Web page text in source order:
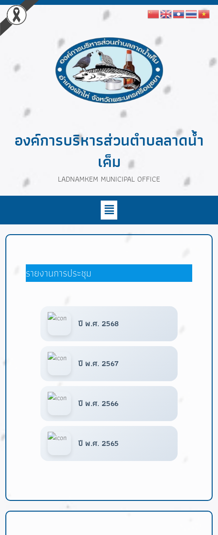
องค์การบริหารส่วนตำบลลาดน้ำ
เค็ม
LADNAMKEM MUNICIPAL OFFICE
รายงานการประชุม
ปี พ.ศ. 2568
ปี พ.ศ. 2567
ปี พ.ศ. 2566
ปี พ.ศ. 2565